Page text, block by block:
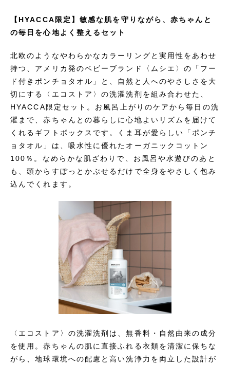
【HYACCA限定】敏感な肌を守りながら、赤ちゃんと
の毎日を心地よく整えるセット
北欧のようなやわらかなカラーリングと実用性をあわせ
持つ、アメリカ発のベビーブランド〈ムシエ〉の「フー
ド付きポンチョタオル」と、自然と人へのやさしさを大
切にする〈エコストア〉の洗濯洗剤を組み合わせた、
HYACCA限定セット。お風呂上がりのケアから毎日の洗
濯まで、赤ちゃんとの暮らしに心地よいリズムを届けて
くれるギフトボックスです。くま耳が愛らしい「ポンチ
ョタオル」は、吸水性に優れたオーガニックコットン
100％。なめらかな肌ざわりで、お風呂や水遊びのあと
も、頭からすぽっとかぶせるだけで全身をやさしく包み
込んでくれます。
〈エコストア〉の洗濯洗剤は、無香料・自然由来の成分
を使用。赤ちゃんの肌に直接ふれる衣類を清潔に保ちな
がら、地球環境への配慮と高い洗浄力を両立した設計が